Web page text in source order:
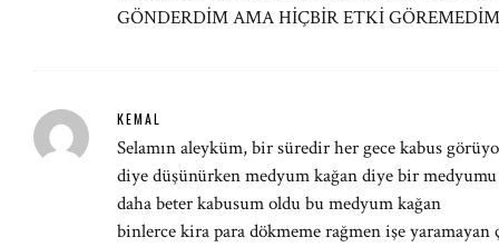
GÖNDERDİM AMA HİÇBİR ETKİ
KEMAL
Selamın aleyküm, bir süredir her gece kabus
diye düşünürken medyum kağan diye bir
daha beter kabusum oldu bu medyum kağan
binlerce kira para dökmeme rağmen işe yaramayan